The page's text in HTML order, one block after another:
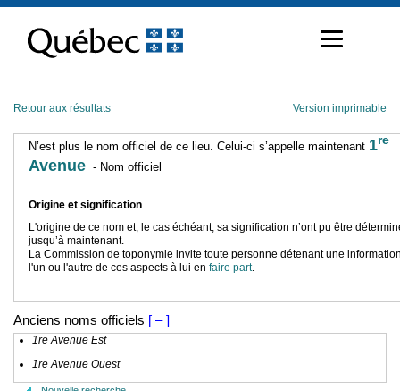
contenu
Retour aux résultats Version imprimable
N’est plus le nom officiel de ce lieu. Celui-ci s’appelle maintenant 1re
Avenue - Nom officiel
Origine et signification
L'origine de ce nom et, le cas échéant, sa signification n’ont pu être
jusqu’à maintenant.
La Commission de toponymie invite toute personne détenant une
l'un ou l'autre de ces aspects à lui en faire part.
Anciens noms officiels [ – ]
1re Avenue Est
1re Avenue Ouest